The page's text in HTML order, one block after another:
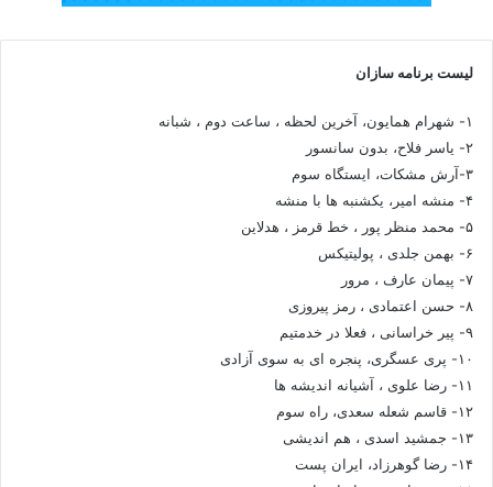
لیست برنامه سازان
۱- شهرام همایون، آخرین لحظه ، ساعت دوم ، شبانه
۲- یاسر فلاح، بدون سانسور
۳-آرش مشکات، ایستگاه سوم
۴- منشه امیر، یکشنبه ها با منشه
۵- محمد منظر پور ، خط قرمز ، هدلاین
۶- بهمن جلدی ، پولیتیکس
۷- پیمان عارف ، مرور
۸- حسن اعتمادی ، رمز پیروزی
۹- پیر خراسانی ، فعلا در خدمتیم
۱۰- پری عسگری، پنجره ای به سوی آزادی
۱۱- رضا علوی ، آشیانه اندیشه ها
۱۲- قاسم شعله سعدی، راه سوم
۱۳- جمشید اسدی ، هم اندیشی
۱۴- رضا گوهرزاد، ایران پست